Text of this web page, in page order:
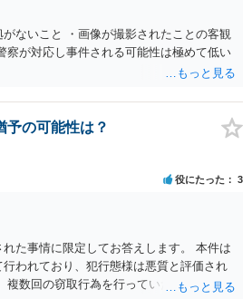
がないこと ・画像が撮影されたことの客観
察が対応し事件される可能性は極めて低い
予の可能性は？
役にたった 3
た事情に限定してお答えします。 本件は
われており、犯行態様は悪質と評価され
複数回の窃取行為を行っていたことも悪質